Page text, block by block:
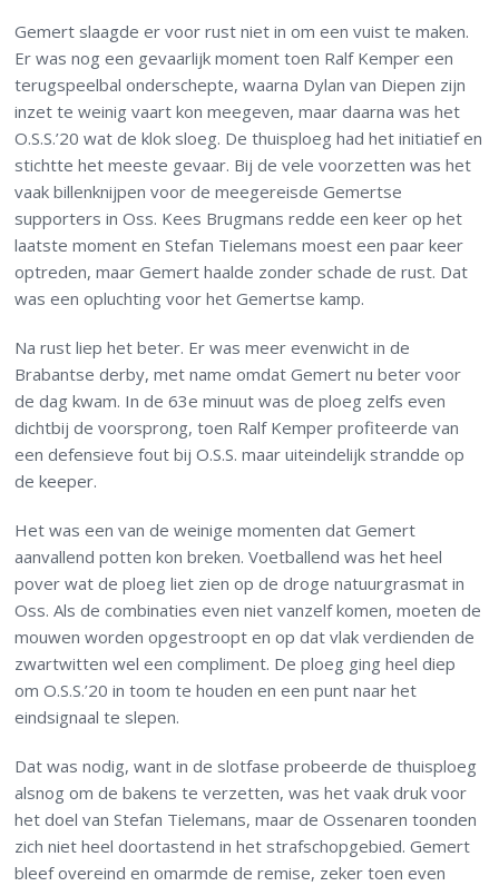
Gemert slaagde er voor rust niet in om een vuist te maken.
Er was nog een gevaarlijk moment toen Ralf Kemper een
terugspeelbal onderschepte, waarna Dylan van Diepen zijn
inzet te weinig vaart kon meegeven, maar daarna was het
O.S.S.’20 wat de klok sloeg. De thuisploeg had het initiatief en
stichtte het meeste gevaar. Bij de vele voorzetten was het
vaak billenknijpen voor de meegereisde Gemertse
supporters in Oss. Kees Brugmans redde een keer op het
laatste moment en Stefan Tielemans moest een paar keer
optreden, maar Gemert haalde zonder schade de rust. Dat
was een opluchting voor het Gemertse kamp.
Na rust liep het beter. Er was meer evenwicht in de
Brabantse derby, met name omdat Gemert nu beter voor
de dag kwam. In de 63e minuut was de ploeg zelfs even
dichtbij de voorsprong, toen Ralf Kemper profiteerde van
een defensieve fout bij O.S.S. maar uiteindelijk strandde op
de keeper.
Het was een van de weinige momenten dat Gemert
aanvallend potten kon breken. Voetballend was het heel
pover wat de ploeg liet zien op de droge natuurgrasmat in
Oss. Als de combinaties even niet vanzelf komen, moeten de
mouwen worden opgestroopt en op dat vlak verdienden de
zwartwitten wel een compliment. De ploeg ging heel diep
om O.S.S.’20 in toom te houden en een punt naar het
eindsignaal te slepen.
Dat was nodig, want in de slotfase probeerde de thuisploeg
alsnog om de bakens te verzetten, was het vaak druk voor
het doel van Stefan Tielemans, maar de Ossenaren toonden
zich niet heel doortastend in het strafschopgebied. Gemert
bleef overeind en omarmde de remise, zeker toen even